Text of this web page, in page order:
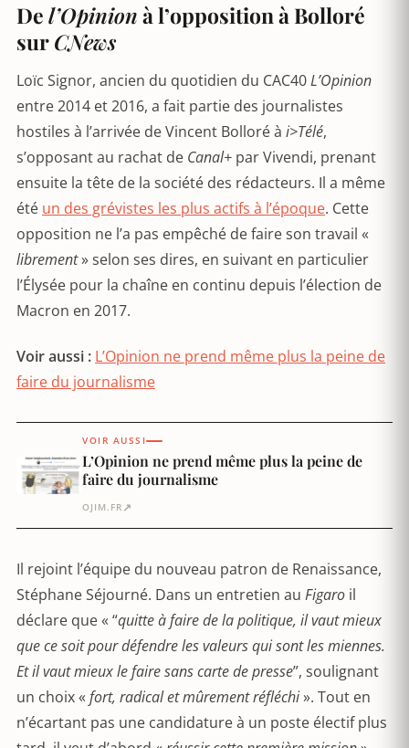
Del’Opinionà l’opposition à Bolloré
surCNews
Loïc Signor, ancien du quotidien du CAC40L’Opinion
entre 2014 et 2016, a fait partie des journalistes
hostiles à l’arrivée de Vincent Bolloré à i>Télé,
s’opposant au rachat de Canal+ par Vivendi, prenant
ensuite la tête de la société des rédacteurs. Il a même
été un des grévistes les plus actifs à l’époque. Cette
opposition ne l’a pas empêché de faire son travail «
librement» selon ses dires, en suivant en particulier
l’Élysée pour la chaîne en continu depuis l’élection de
Macron en 2017.
Voir aussi : L’Opinion ne prend même plus la peine de
faire du journalisme
VOIR AUSSI
L’Opinion ne prend même plus la peine de
faire du journalisme
OJIM.FR ↗
Il rejoint l’équipe du nouveau patron de Renaissance,
Stéphane Séjourné. Dans un entretien au Figaro il
déclare que « “quitte à faire de la politique, il vaut mieux
que ce soit pour défendre les valeurs qui sont les miennes.
Et il vaut mieux le faire sans carte de presse”, soulignant
un choix « fort, radical et mûrement réfléchi». Tout en
n’écartant pas une candidature à un poste électif plus